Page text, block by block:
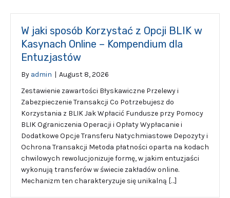
W jaki sposób Korzystać z Opcji BLIK w
Kasynach Online – Kompendium dla
Entuzjastów
By admin | August 8, 2026
Zestawienie zawartości Błyskawiczne Przelewy i
Zabezpieczenie Transakcji Co Potrzebujesz do
Korzystania z BLIK Jak Wpłacić Fundusze przy Pomocy
BLIK Ograniczenia Operacji i Opłaty Wypłacanie i
Dodatkowe Opcje Transferu Natychmiastowe Depozyty i
Ochrona Transakcji Metoda płatności oparta na kodach
chwilowych rewolucjonizuje formę, w jakim entuzjaści
wykonują transferów w świecie zakładów online.
Mechanizm ten charakteryzuje się unikalną […]